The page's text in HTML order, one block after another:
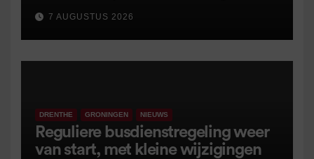
7 AUGUSTUS 2026
DRENTHE GRONINGEN NIEUWS
Reguliere busdienstregeling weer
van start, met kleine wijzigingen